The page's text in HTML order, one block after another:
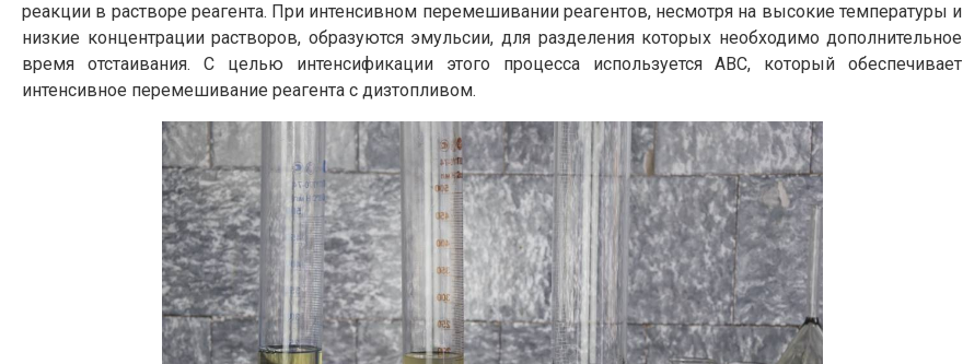
реакции в растворе реагента. При интенсивном перемешивании реагентов, несмотря на высокие температуры и
низкие концентрации растворов, образуются эмульсии, для разделения которых необходимо дополнительное
время отстаивания. С целью интенсификации этого процесса используется АВС, который обеспечивает
интенсивное перемешивание реагента с дизтопливом.